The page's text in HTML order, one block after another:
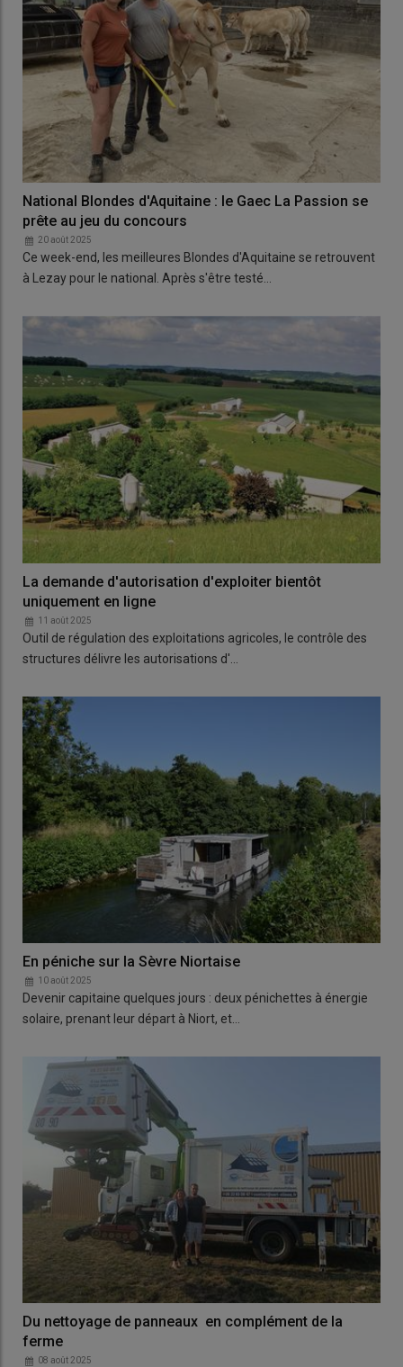
National Blondes d'Aquitaine : le Gaec La Passion se
prête au jeu du concours
20 août 2025
Ce week-end, les meilleures Blondes d'Aquitaine se retrouvent
à Lezay pour le national. Après s'être testé…
La demande d'autorisation d'exploiter bientôt
uniquement en ligne
11 août 2025
Outil de régulation des exploitations agricoles, le contrôle des
structures délivre les autorisations d'…
En péniche sur la Sèvre Niortaise
10 août 2025
Devenir capitaine quelques jours : deux pénichettes à énergie
solaire, prenant leur départ à Niort, et…
Du nettoyage de panneaux en complément de la
ferme
08 août 2025